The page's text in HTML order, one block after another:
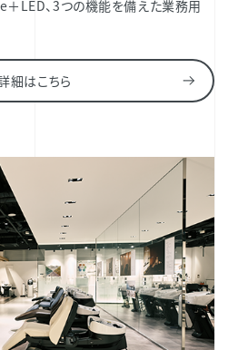
LED、3つの機能を備えた業務用
細はこちら